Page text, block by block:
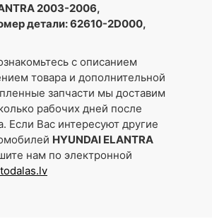
2003-2006,
детали: 62610-2D000,
с описанием
товара и дополнительной
запчасти мы доставим
рабочих дней после
Если Вас интересуют другие
HYUNDAI ELANTRA
нам по электронной